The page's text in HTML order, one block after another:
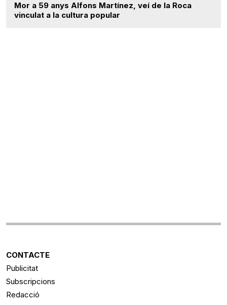
Mor a 59 anys Alfons Martínez, veí de la Roca
vinculat a la cultura popular
CONTACTE
Publicitat
Subscripcions
Redacció